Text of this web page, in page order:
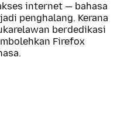
internet — bahasa
penghalang. Kerana
berdedikasi
Firefox